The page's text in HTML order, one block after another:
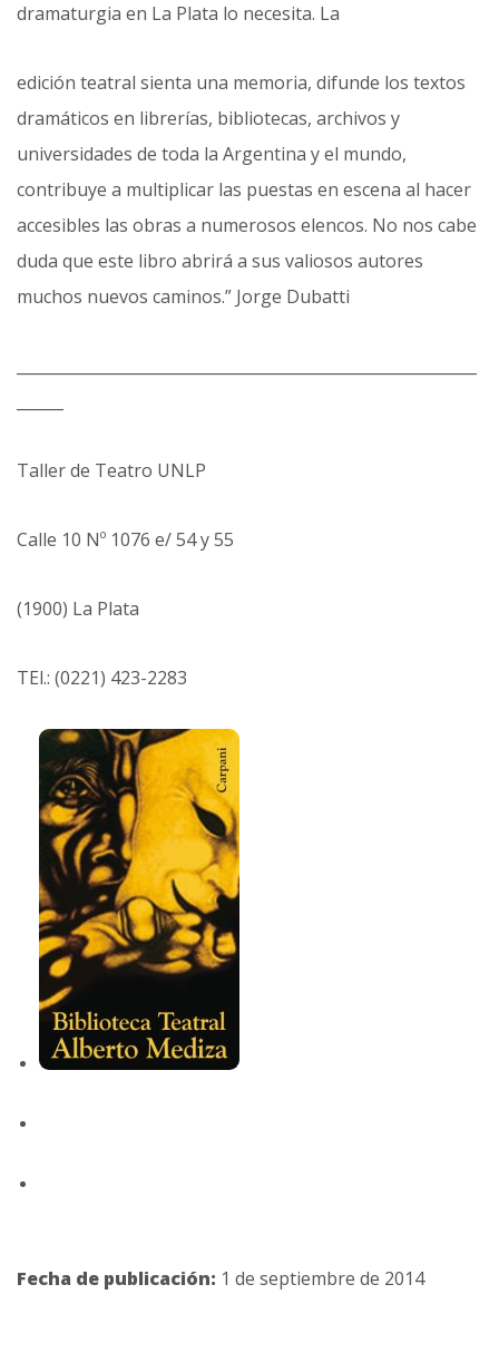
dramaturgia en La Plata lo necesita. La
edición teatral sienta una memoria, difunde los textos
dramáticos en librerías, bibliotecas, archivos y
universidades de toda la Argentina y el mundo,
contribuye a multiplicar las puestas en escena al hacer
accesibles las obras a numerosos elencos. No nos cabe
duda que este libro abrirá a sus valiosos autores
muchos nuevos caminos.” Jorge Dubatti
Taller de Teatro UNLP
Calle 10 Nº 1076 e/ 54 y 55
(1900) La Plata
TEl.: (0221) 423-2283
Fecha de publicación: 1 de septiembre de 2014